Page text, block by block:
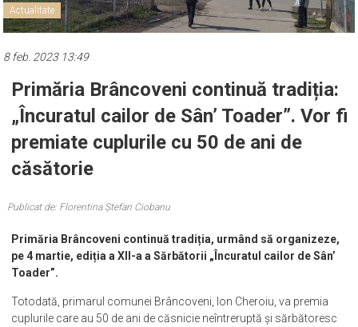
Actualitate
8 feb. 2023 13:49
Primăria Brâncoveni continuă tradiția:
„Încuratul cailor de Sân’ Toader”. Vor fi
premiate cuplurile cu 50 de ani de
căsătorie
Publicat de: Florentina Ștefan Ciobanu
Primăria Brâncoveni continuă tradiția, urmând să organizeze,
pe 4 martie, ediția a XII-a a Sărbătorii „Încuratul cailor de Sân’
Toader”.
Totodată, primarul comunei Brâncoveni, Ion Cheroiu, va premia
cuplurile care au 50 de ani de căsnicie neîntreruptă și sărbătoresc